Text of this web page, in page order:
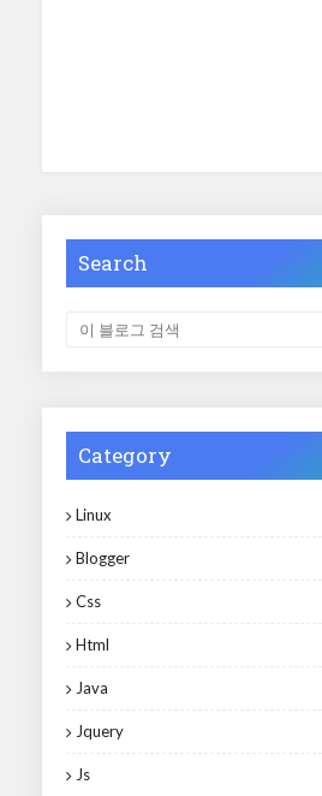
Search
Category
Linux
Blogger
Css
Html
Java
Jquery
Js